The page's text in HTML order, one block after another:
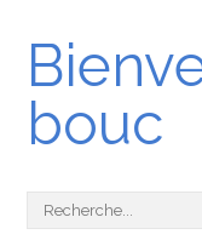
bouc